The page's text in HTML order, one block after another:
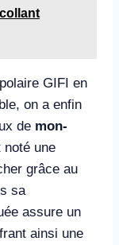
GIFI en
on a enfin
de mon-
noté une
grâce au
sa
assure un
ainsi une